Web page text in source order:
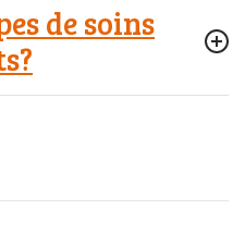
de soins